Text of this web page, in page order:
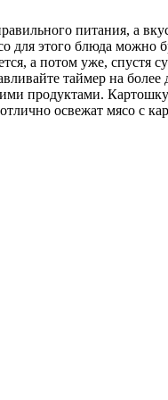
питания, а
для этого блюда можно
а потом уже, спустя
таймер на
продуктами.
освежат мясо с